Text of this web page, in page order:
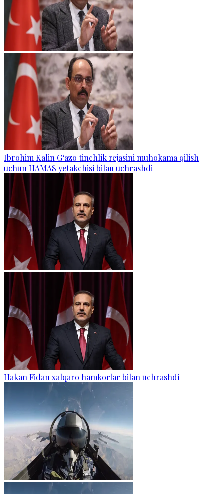
Ibrohim Kalin G‘azo tinchlik rejasini muhokama qilish
uchun HAMAS yetakchisi bilan uchrashdi
Hakan Fidan xalqaro hamkorlar bilan uchrashdi